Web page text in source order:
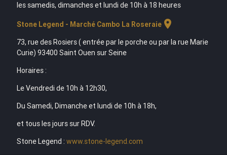
les samedis, dimanches et lundi de 10h à 18 heures
Stone Legend - Marché Cambo La Roseraielocation_on
73, rue des Rosiers ( entrée par le porche ou par la rue Marie
Curie) 93400 Saint Ouen sur Seine
Horaires :
Le Vendredi de 10h à 12h30,
Du Samedi, Dimanche et lundi de 10h à 18h,
et tous les jours sur RDV.
Stone Legend : www.stone-legend.com